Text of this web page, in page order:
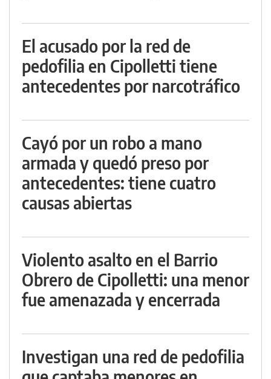
El acusado por la red de
pedofilia en Cipolletti tiene
antecedentes por narcotráfico
Cayó por un robo a mano
armada y quedó preso por
antecedentes: tiene cuatro
causas abiertas
Violento asalto en el Barrio
Obrero de Cipolletti: una menor
fue amenazada y encerrada
Investigan una red de pedofilia